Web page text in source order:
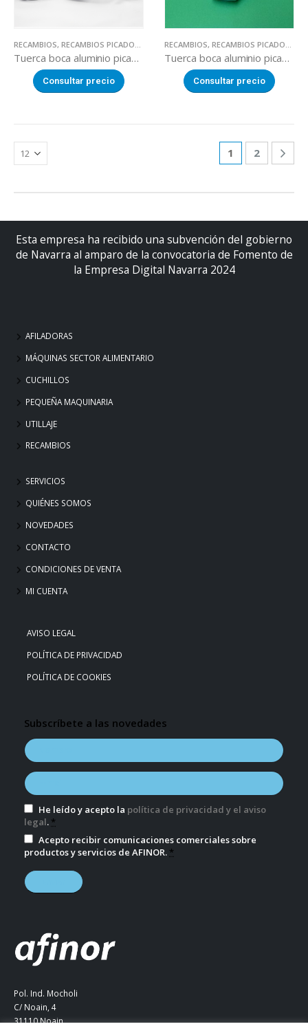
RECAMBIOS, RECAMBIOS PICADORAS DE CARNE
Tuerca boca aluminio picadora
Consultar precio
RECAMBIOS, RECAMBIOS PICADORAS DE CARNE
Tuerca boca aluminio picadora
Consultar precio
1 2
Esta empresa ha recibido una subvención del gobierno
de Navarra al amparo de la convocatoria de Fomento de
la Empresa Digital Navarra 2024
AFILADORAS
MÁQUINAS SECTOR ALIMENTARIO
CUCHILLOS
PEQUEÑA MAQUINARIA
UTILLAJE
RECAMBIOS
SERVICIOS
QUIÉNES SOMOS
NOVEDADES
CONTACTO
CONDICIONES DE VENTA
MI CUENTA
AVISO LEGAL
POLÍTICA DE PRIVACIDAD
POLÍTICA DE COOKIES
Subscríbete a las novedades
He leído y acepto la política de privacidad y el aviso
legal. *
Acepto recibir comunicaciones comerciales sobre
productos y servicios de AFINOR. *
Pol. Ind. Mocholi
C/ Noain, 4
31110 Noain